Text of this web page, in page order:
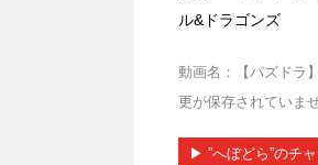
ル&ドラゴンズ
動画名：【パズドラ
更が保存されていま
▶︎ ”へぼどら”のチ